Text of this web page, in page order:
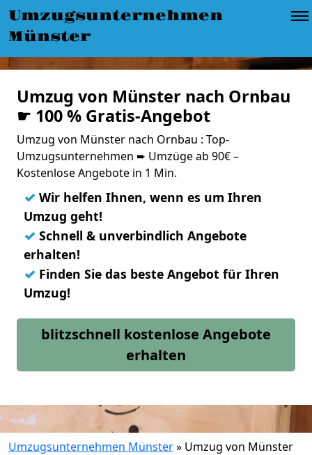
Umzugsunternehmen
Münster
Umzug von Münster nach Ornbau
☛ 100 % Gratis-Angebot
Umzug von Münster nach Ornbau : Top-
Umzugsunternehmen ➨ Umzüge ab 90€ –
Kostenlose Angebote in 1 Min.
✓ Wir helfen Ihnen, wenn es um Ihren
Umzug geht!
✓ Schnell & unverbindlich Angebote
erhalten!
✓ Finden Sie das beste Angebot für Ihren
Umzug!
blitzschnell kostenlose Angebote
erhalten
Umzugsunternehmen Münster» Umzug von Münster